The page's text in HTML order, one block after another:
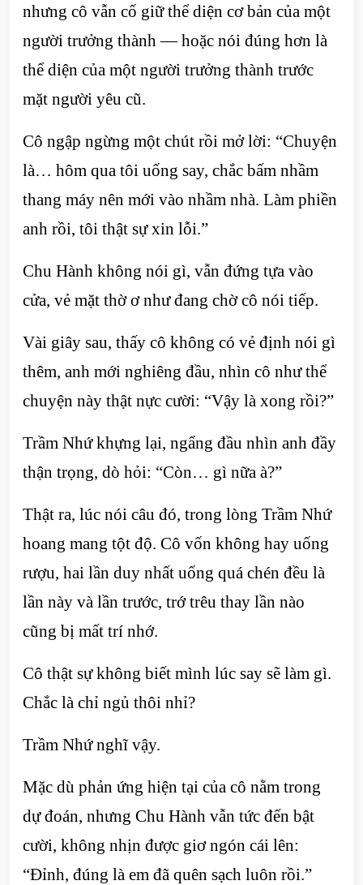
nhưng cô vẫn cố giữ thể diện cơ bản của một
người trưởng thành — hoặc nói đúng hơn là
thể diện của một người trưởng thành trước
mặt người yêu cũ.
Cô ngập ngừng một chút rồi mở lời: “Chuyện
là… hôm qua tôi uống say, chắc bấm nhầm
thang máy nên mới vào nhầm nhà. Làm phiền
anh rồi, tôi thật sự xin lỗi.”
Chu Hành không nói gì, vẫn đứng tựa vào
cửa, vẻ mặt thờ ơ như đang chờ cô nói tiếp.
Vài giây sau, thấy cô không có vẻ định nói gì
thêm, anh mới nghiêng đầu, nhìn cô như thể
chuyện này thật nực cười: “Vậy là xong rồi?”
Trầm Nhứ khựng lại, ngẩng đầu nhìn anh đầy
thận trọng, dò hỏi: “Còn… gì nữa à?”
Thật ra, lúc nói câu đó, trong lòng Trầm Nhứ
hoang mang tột độ. Cô vốn không hay uống
rượu, hai lần duy nhất uống quá chén đều là
lần này và lần trước, trớ trêu thay lần nào
cũng bị mất trí nhớ.
Cô thật sự không biết mình lúc say sẽ làm gì.
Chắc là chỉ ngủ thôi nhỉ?
Trầm Nhứ nghĩ vậy.
Mặc dù phản ứng hiện tại của cô nằm trong
dự đoán, nhưng Chu Hành vẫn tức đến bật
cười, không nhịn được giơ ngón cái lên:
“Đỉnh, đúng là em đã quên sạch luôn rồi.”